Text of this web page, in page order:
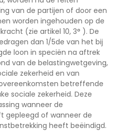
van de partijen of door een
worden ingehouden op de
(zie artikel 10, 3° ). De
dan 1/5de van het bij
loon in speciën na aftrek
van de belastingwetgeving,
zekerheid en van
betreffende
sociale zekerheid. Deze
wanneer de
gepleegd of wanneer de
heeft beëindigd.